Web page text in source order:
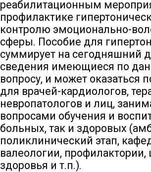
реабилитационным
профилактике
контролю эмоционально-
сферы. Пособие для
суммирует на сегодняшний
сведения имеющиеся по
вопросу, и может оказаться
для врачей-кардиологов,
невропатологов и лиц,
вопросами обучения и
больных, так и здоровых
поликлинический этап,
валеологии,
здоровья и т.п.).